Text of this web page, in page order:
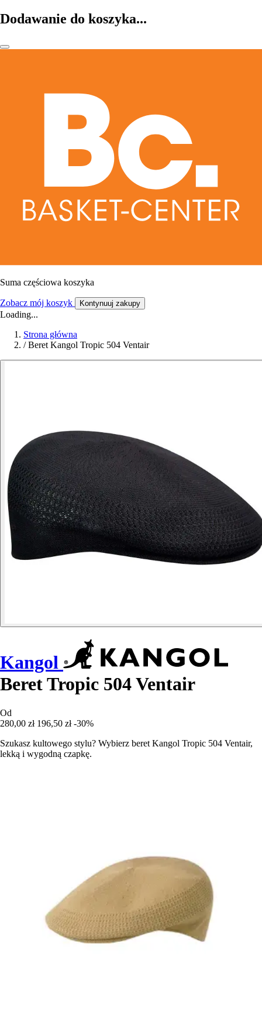
Dodawanie do koszyka...
Suma częściowa koszyka
Zobacz mój koszyk Kontynuuj zakupy
Loading...
Strona główna
/ Beret Kangol Tropic 504 Ventair
Kangol
Beret Tropic 504 Ventair
Od
280,00 zł 196,50 zł -30%
Szukasz kultowego stylu? Wybierz beret Kangol Tropic 504 Ventair,
lekką i wygodną czapkę.